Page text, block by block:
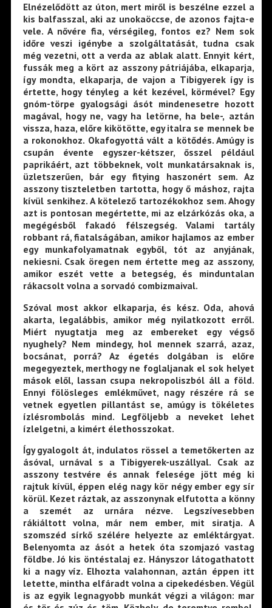
Elnézelődött az úton, mert miről is beszélne ezzel a
kis balfasszal, aki az unokaöccse, de azonos fajta-e
vele. A nővére fia, vérségileg, fontos ez? Nem sok
időre veszi igénybe a szolgáltatását, tudna csak
még vezetni, ott a verda az ablak alatt. Ennyit kért,
fussák meg a kört az asszony pátriájába, elkaparja,
így mondta, elkaparja, de vajon a Tibigyerek így is
értette, hogy tényleg a két kezével, körmével? Egy
gnóm-törpe gyalogsági ásót mindenesetre hozott
magával, hogy ne, vagy ha letörne, ha bele-, aztán
vissza, haza, előre kikötötte, egy italra se mennek be
a rokonokhoz. Okafogyottá vált a kötődés. Amúgy is
csupán évente egyszer-kétszer, ősszel például
paprikáért, azt többeknek, volt munkatársaknak is,
üzletszerűen, bár egy fitying haszonért sem. Az
asszony tiszteletben tartotta, hogy ő máshoz, rajta
kívül senkihez. A kötelező tartozékokhoz sem. Ahogy
azt is pontosan megértette, mi az elzárkózás oka, a
megégésből fakadó félszegség. Valami tartály
robbant rá, fiatalságában, amikor hajlamos az ember
egy munkafolyamatnak egyből, tót az anyjának,
nekiesni. Csak öregen nem értette meg az asszony,
amikor eszét vette a betegség, és minduntalan
rákacsolt volna a sorvadó combizmaival.
Szóval most akkor elkaparja, és kész. Oda, ahová
akarta, legalábbis, amikor még nyilatkozott erről.
Miért nyugtatja meg az embereket egy végső
nyughely? Nem mindegy, hol mennek szarrá, azaz,
bocsánat, porrá? Az égetés dolgában is előre
megegyeztek, merthogy ne foglaljanak el sok helyet
mások elől, lassan csupa nekropoliszból áll a föld.
Ennyi fölösleges emlékművet, nagy részére rá se
vetnek egyetlen pillantást se, amúgy is tökéletes
ízlésrombolás mind. Legföljebb a neveket lehet
ízlelgetni, a kimért élethosszokat.
Így gyalogolt át, indulatos rössel a temetőkerten az
ásóval, urnával s a Tibigyerek-uszállyal. Csak az
asszony testvére és annak felesége jött még ki
rajtuk kívül, éppen elég nagy kör négy ember egy sír
körül. Kezet ráztak, az asszonynak elfutotta a könny
a szemét az urnára nézve. Legszívesebben
rákiáltott volna, már nem ember, mit siratja. A
szomszéd sírkő szélére helyezte az emléktárgyat.
Belenyomta az ásót a hetek óta szomjazó vastag
földbe. Jó kis öntéstalaj ez. Hányszor látogathatott
ki a nagy víz. Elhozta valahonnan, aztán éppen itt
letette, mintha elfáradt volna a cipekedésben. Végül
is az egyik legnagyobb munkát végzi a világon: mar